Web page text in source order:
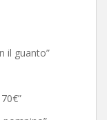
il guanto”